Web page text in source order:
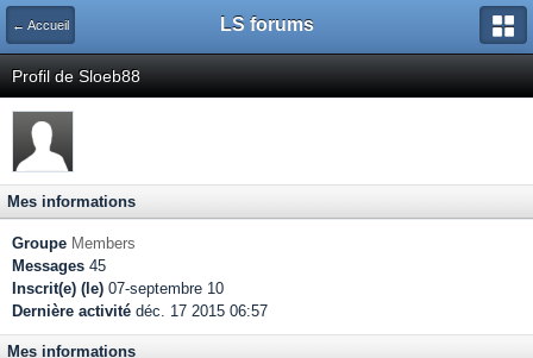
← Accueil LS forums
Profil de Sloeb88
Mes informations
Groupe Members
Messages 45
Inscrit(e) (le) 07-septembre 10
Dernière activité déc. 17 2015 06:57
Mes informations